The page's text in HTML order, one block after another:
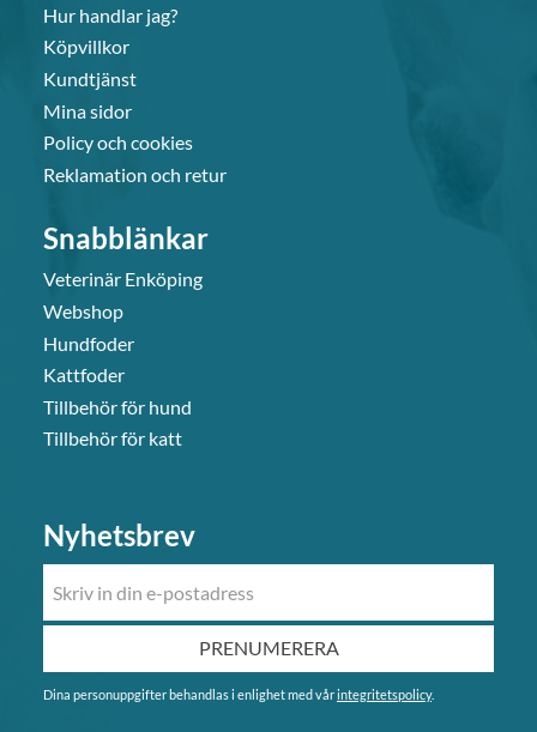
Hur handlar jag?
Köpvillkor
Kundtjänst
Mina sidor
Policy och cookies
Reklamation och retur
Snabblänkar
Veterinär Enköping
Webshop
Hundfoder
Kattfoder
Tillbehör för hund
Tillbehör för katt
Nyhetsbrev
PRENUMERERA
Dina personuppgifter behandlas i enlighet med vårintegritetspolicy.